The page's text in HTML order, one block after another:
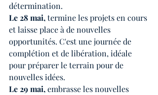
détermination.
Le 28 mai, termine les projets en cours
et laisse place à de nouvelles
opportunités. C'est une journée de
complétion et de libération, idéale
pour préparer le terrain pour de
nouvelles idées.
Le 29 mai, embrasse les nouvelles